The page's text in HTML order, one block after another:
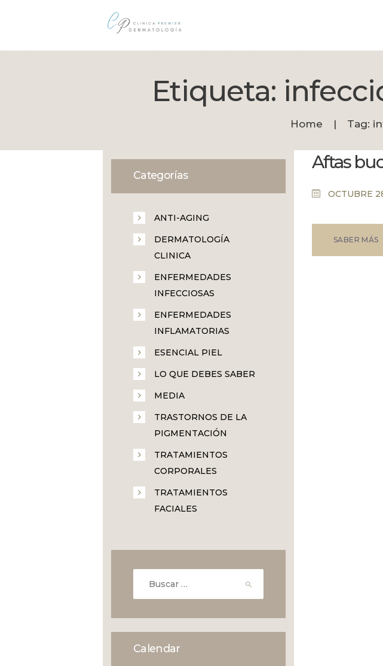
Etiqueta:
Home Tag:
Aftas
OCTUBRE
SABER MÁS
Categorías
ANTI-AGING
DERMATOLOGÍA
CLINICA
ENFERMEDADES
INFECCIOSAS
ENFERMEDADES
INFLAMATORIAS
ESENCIAL PIEL
LO QUE DEBES SABER
MEDIA
TRASTORNOS DE LA
PIGMENTACIÓN
TRATAMIENTOS
CORPORALES
TRATAMIENTOS
FACIALES
Calendar